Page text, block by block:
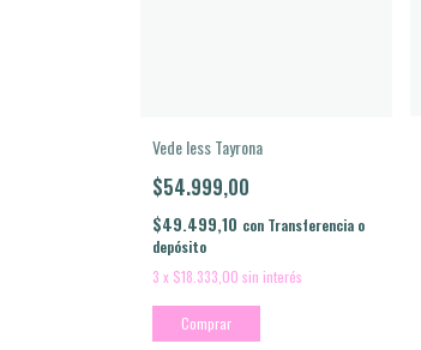
Vede less Tayrona
$54.999,00
$49.499,10 con Transferencia o
depósito
3 x $18.333,00 sin interés
Comprar